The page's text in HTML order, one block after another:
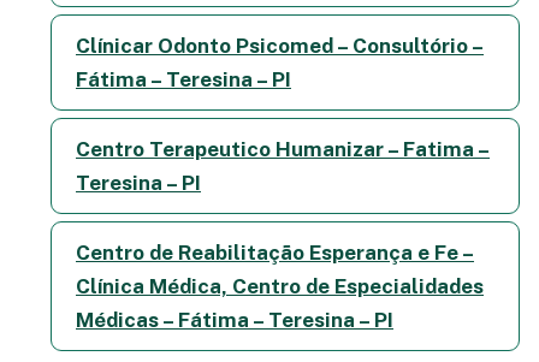
Clínicar Odonto Psicomed – Consultório –
Fátima – Teresina – PI
Centro Terapeutico Humanizar – Fatima –
Teresina – PI
Centro de Reabilitação Esperança e Fe –
Clínica Médica, Centro de Especialidades
Médicas – Fátima – Teresina – PI